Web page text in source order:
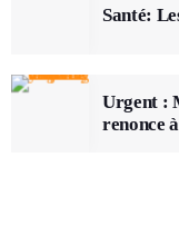
Santé:
Urgent :
renonce